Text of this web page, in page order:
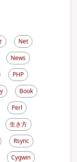
Net
News
PHP
Book
Perl
生き方
Rsync
Cygwin